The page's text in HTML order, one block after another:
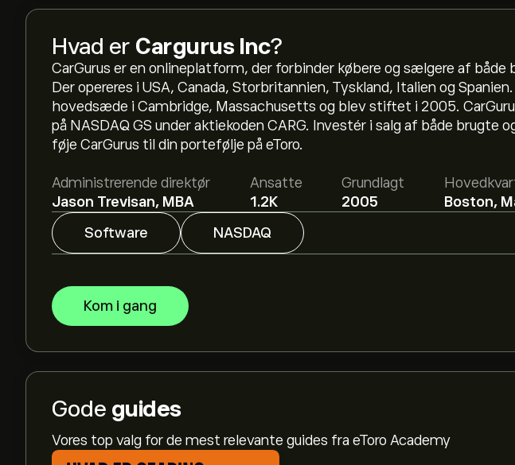
Hvad er Cargurus Inc?
CarGurus er en onlineplatform, der forbinder købere og sælgere af både
Der opereres i USA, Canada, Storbritannien, Tyskland, Italien og
hovedsæde i Cambridge, Massachusetts og blev stiftet i 2005.
på NASDAQ GS under aktiekoden CARG. Investér i salg af både brugte
føje CarGurus til din portefølje på eToro.
Administrerende direktør
Jason Trevisan, MBA
Ansatte
1.2K
Grundlagt
2005
Boston,
Software
NASDAQ
Kom i gang
Gode guides
Vores top valg for de mest relevante guides fra eToro Academy